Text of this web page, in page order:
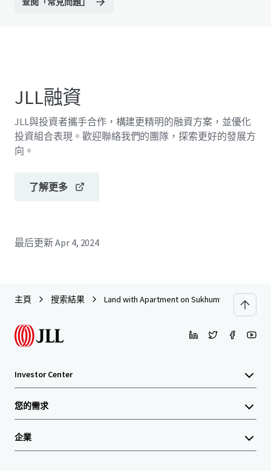
JLL融資
JLL與投資者攜手合作，構建更精明的融資方案，並優化
投資組合表現。歡迎聯絡我們的團隊，探索更好的發展方
向。
了解更多
最后更新Apr 4, 2024
主頁 搜索結果 Land with Apartment on Sukhumvit 63 Road (
Investor Center
您的需求
企業